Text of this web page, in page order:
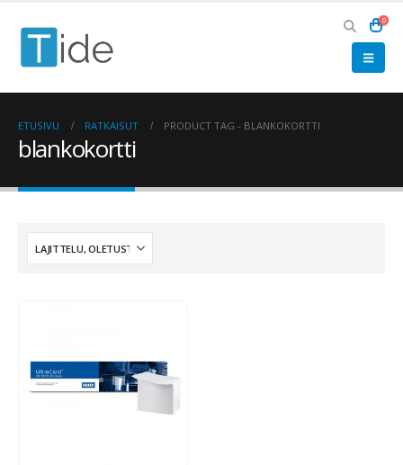
0
ETUSIVU RATKAISUT PRODUCT TAG - BLANKOKORTTI
blankokortti